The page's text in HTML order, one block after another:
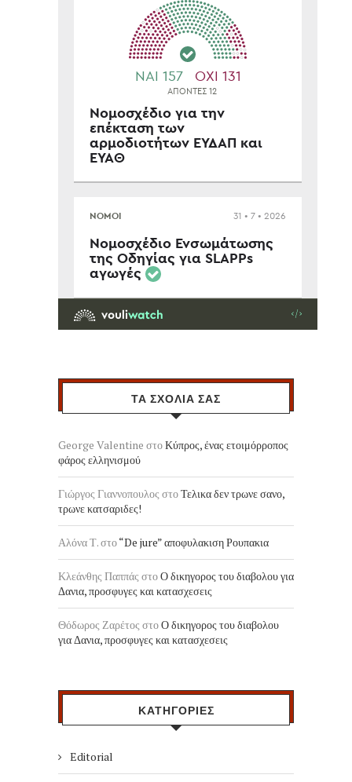
ΤΑ ΣΧΟΛΙΑ ΣΑΣ
George Valentine στοΚύπρος, ένας ετοιμόρροπος
φάρος ελληνισμού
Γιώργος Γιαννοπουλος στοΤελικα δεν τρωνε σανο,
τρωνε κατσαριδες!
Αλόνα Τ.στο“De jure” αποφυλακιση Ρουπακια
Κλεάνθης Παππάς στοΟ δικηγορος του διαβολου για
Δανια, προσφυγες και κατασχεσεις
Θόδωρος Ζαρέτος στοΟ δικηγορος του διαβολου
για Δανια, προσφυγες και κατασχεσεις
ΚΑΤΗΓΟΡΙΕΣ
Editorial